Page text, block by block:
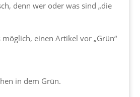
denn wer oder was sind „die
möglich, einen Artikel vor „Grün“
in dem Grün.